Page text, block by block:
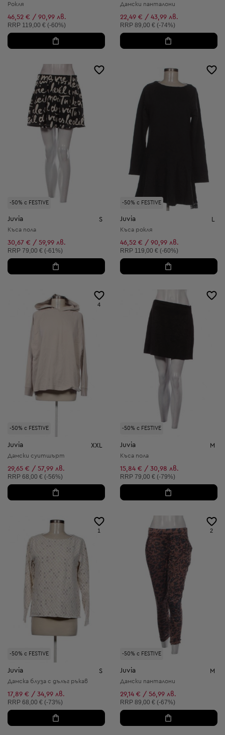
Рокля
46,52 € / 90,99 лв.
Препоръчителна цена:
RRP 119,00 € (-60%)
Дамски панталони
22,49 € / 43,99 лв.
Препоръчителна цена:
RRP 89,00 € (-74%)
-50% с FESTIVE
Juvia S
Къса пола
30,67 € / 59,99 лв.
Препоръчителна цена:
RRP 79,00 € (-61%)
-50% с FESTIVE
Juvia
Къса рокля
46,52 € / 90,99 лв.
Препоръчителна цена:
RRP 119,00 € (-60%)
-50% с FESTIVE
4
Juvia XXL
Дамски суитшърт
29,65 € / 57,99 лв.
Препоръчителна цена:
RRP 68,00 € (-56%)
-50% с FESTIVE
Juvia M
Къса пола
15,84 € / 30,98 лв.
Препоръчителна цена:
RRP 79,00 € (-79%)
-50% с FESTIVE
1
Juvia S
Дамска блуза с дълъг ръкав
17,89 € / 34,99 лв.
Препоръчителна цена:
RRP 68,00 € (-73%)
-50% с FESTIVE
2
Juvia M
Дамски панталони
29,14 € / 56,99 лв.
Препоръчителна цена:
RRP 89,00 € (-67%)